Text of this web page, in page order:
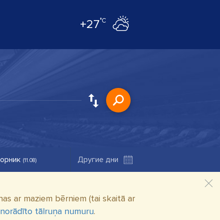
+27°C
(11.08)
ar maziem bērniem (tai skaitā ar
tālruņa numuru.